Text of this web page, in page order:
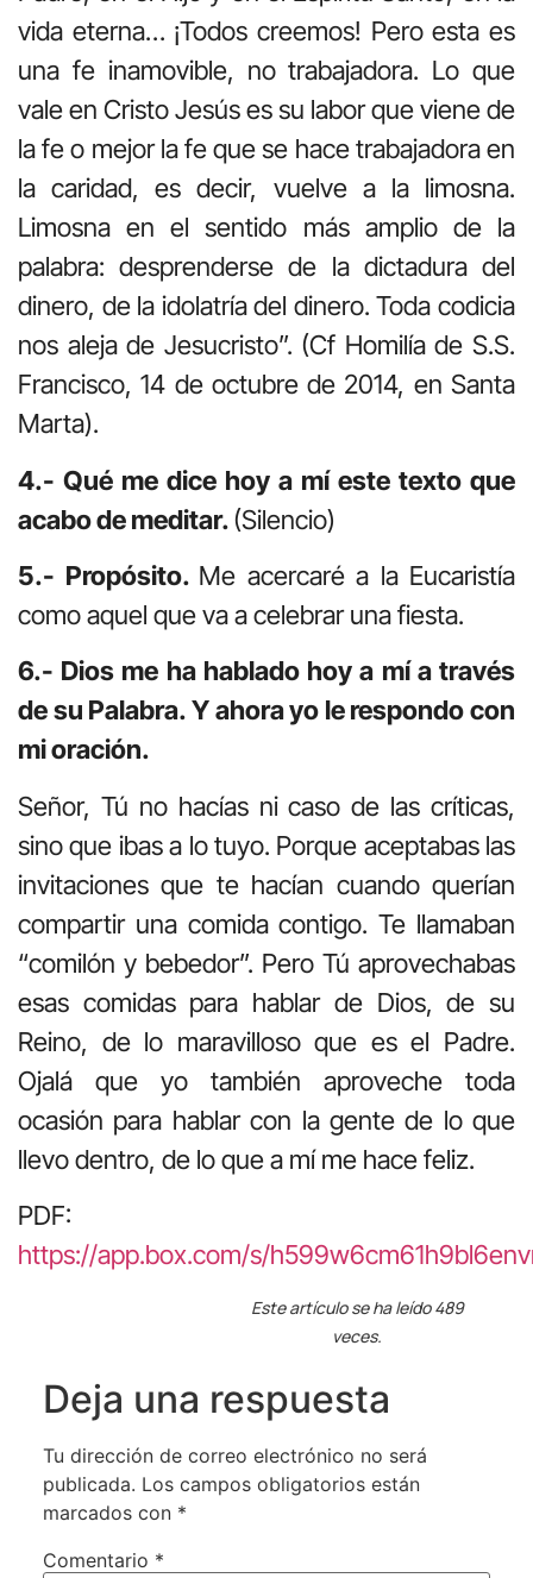
vida eterna… ¡Todos creemos! Pero esta es
una fe inamovible, no trabajadora. Lo que
vale en Cristo Jesús es su labor que viene de
la fe o mejor la fe que se hace trabajadora en
la caridad, es decir, vuelve a la limosna.
Limosna en el sentido más amplio de la
palabra: desprenderse de la dictadura del
dinero, de la idolatría del dinero. Toda codicia
nos aleja de Jesucristo”. (Cf Homilía de S.S.
Francisco, 14 de octubre de 2014, en Santa
Marta).
4.- Qué me dice hoy a mí este texto que
acabo de meditar.(Silencio)
5.- Propósito. Me acercaré a la Eucaristía
como aquel que va a celebrar una fiesta.
6.- Dios me ha hablado hoy a mí a través
de su Palabra. Y ahora yo le respondo con
mi oración.
Señor, Tú no hacías ni caso de las críticas,
sino que ibas a lo tuyo. Porque aceptabas las
invitaciones que te hacían cuando querían
compartir una comida contigo. Te llamaban
“comilón y bebedor”. Pero Tú aprovechabas
esas comidas para hablar de Dios, de su
Reino, de lo maravilloso que es el Padre.
Ojalá que yo también aproveche toda
ocasión para hablar con la gente de lo que
llevo dentro, de lo que a mí me hace feliz.
PDF:
https://app.box.com/s/
Este artículo se ha leído 489
veces.
Deja una respuesta
Tu dirección de correo electrónico no será
publicada. Los campos obligatorios están
marcados con *
Comentario *